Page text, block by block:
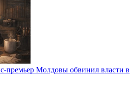
премьер Молдовы обвинил власти в